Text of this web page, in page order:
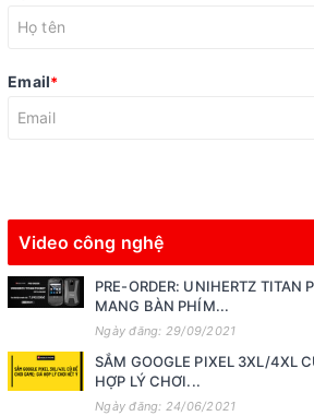
Email*
Video công nghệ
PRE-ORDER: UNIHERTZ TITAN
MANG BÀN PHÍM...
Ngày đăng: 29/09/2021
SẮM GOOGLE PIXEL 3XL/4XL
HỢP LÝ CHƠI...
Ngày đăng: 24/06/2021